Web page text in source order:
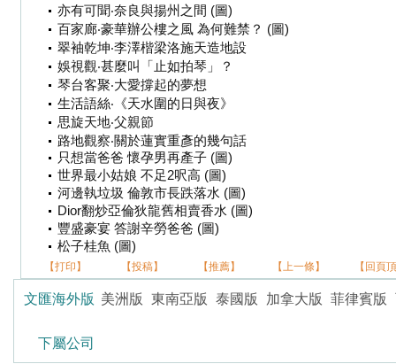
亦有可聞‧奈良與揚州之間 (圖)
百家廊‧豪華辦公樓之風 為何難禁？ (圖)
翠袖乾坤‧李澤楷梁洛施天造地設
娛視觀‧甚麼叫「止如拍琴」？
琴台客聚‧大愛撐起的夢想
生活語絲‧《天水圍的日與夜》
思旋天地‧父親節
路地觀察‧關於蓮實重彥的幾句話
只想當爸爸 懷孕男再產子 (圖)
世界最小姑娘 不足2呎高 (圖)
河邊執垃圾 倫敦市長跌落水 (圖)
Dior翻炒亞倫狄龍舊相賣香水 (圖)
豐盛豪宴 答謝辛勞爸爸 (圖)
松子桂魚 (圖)
【打印】 【投稿】 【推薦】 【上一條】 【回頁
文匯海外版 美洲版 東南亞版 泰國版 加拿大版 菲律賓版
下屬公司